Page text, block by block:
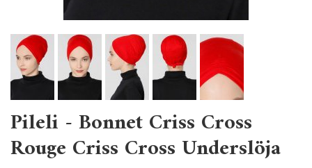
Pileli - Bonnet Criss Cross
Rouge Criss Cross Underslöja